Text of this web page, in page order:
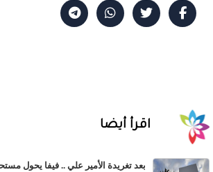
اقرأ أيضا
بعد تغريدة الأمير علي .. فيفا يحول